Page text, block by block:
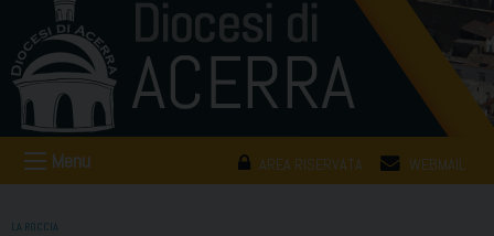
AREA RISERVATA WEBMAIL
Menu
LA ROCCIA